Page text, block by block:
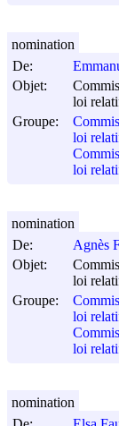
De:
Objet:
loi
Groupe:
loi
loi
nomination
De:
Agnès
Objet:
loi
Groupe:
loi
loi
nomination
nomination